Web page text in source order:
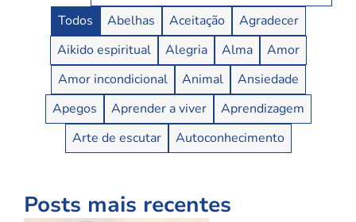
Insights Buttons
Todos Abelhas Aceitação
Agradecer
Aikido espiritual
Alegria Alma
Amor
Amor incondicional
Animal
Ansiedade
Apegos
Aprender a viver
Aprendizagem
Arte de escutar
Autoconhecimento
Posts mais recentes